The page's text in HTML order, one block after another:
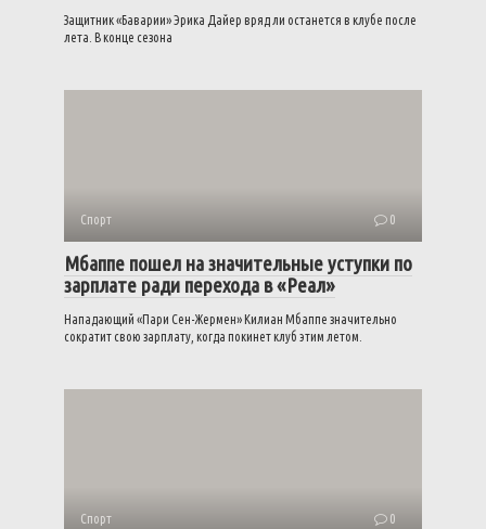
Защитник «Баварии» Эрика Дайер вряд ли останется в клубе после
лета. В конце сезона
Спорт 0
Мбаппе пошел на значительные уступки по
зарплате ради перехода в «Реал»
Нападающий «Пари Сен-Жермен» Килиан Мбаппе значительно
сократит свою зарплату, когда покинет клуб этим летом.
Спорт 0